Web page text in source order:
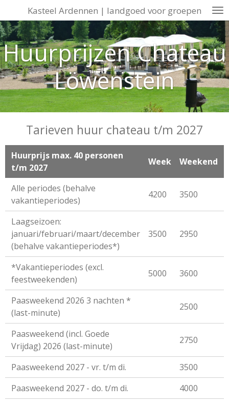
direct
naar
de
hoofdinhoud
Kasteel Ardennen | landgoed voor groepen
Huurprijzen Chateau
Löwenstein
Tarieven huur chateau t/m 2027
Huurprijs max. 40 personen
t/m 2027
Week Weekend
Alle periodes (behalve
vakantieperiodes)
4200 3500
Laagseizoen:
januari/februari/maart/december
(behalve vakantieperiodes*)
3500 2950
*Vakantieperiodes (excl.
feestweekenden)
5000 3600
Paasweekend 2026 3 nachten *
(last-minute)
2500
Paasweekend (incl. Goede
Vrijdag) 2026 (last-minute)
2750
Paasweekend 2027 - vr. t/m di.
3500
Paasweekend 2027 - do. t/m di.
4000